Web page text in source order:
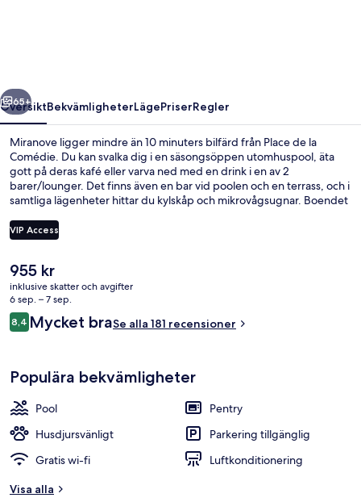
Nästa
65+
ÖversiktBekvämligheterLägePriserRegler
Miranove ligger mindre än 10 minuters bilfärd från Place de la
Comédie. Du kan svalka dig i en säsongsöppen utomhuspool, äta
gott på deras kafé eller varva ned med en drink i en av 2
barer/lounger. Det finns även en bar vid poolen och en terrass, och i
samtliga lägenheter hittar du kylskåp och mikrovågsugnar. Boendet
Moularès spårvagnshållplats och till Port Marianne
spårvagnshållplats tar det 5 minuter att gå.
VIP Access
Det
nuvarande
priset
är
955 kr
955 kr
inklusive skatter och avgifter
6 sep. – 7 sep.
Recensioner
8,48,4 av 10,
Mycket braSe alla 181 recensioner
Populära bekvämligheter
Pool
Pentry
Husdjursvänligt
Parkering tillgänglig
Gratis wi-fi
Luftkonditionering
Visa alla